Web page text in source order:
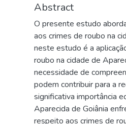
Abstract
O presente estudo
aos crimes de roubo na
neste estudo é a
roubo na cidade de
necessidade de
podem contribuir para a
significativa importância
Aparecida de Goiânia
respeito aos crimes de